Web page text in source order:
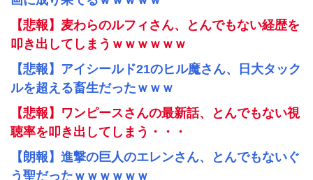
【悲報】麦わらのルフィさん、とんでもない経歴を
叩き出してしまうｗｗｗｗｗｗ
【悲報】アイシールド21のヒル魔さん、日大タック
ルを超える畜生だったｗｗｗ
【悲報】ワンピースさんの最新話、とんでもない視
聴率を叩き出してしまう・・・
【朗報】進撃の巨人のエレンさん、とんでもないぐ
う聖だったｗｗｗｗｗｗ